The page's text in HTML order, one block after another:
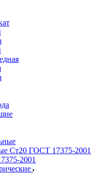
Ст20 ГОСТ 17375-2001
2001